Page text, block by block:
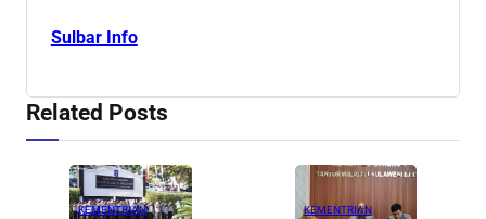
Sulbar Info
Related Posts
KEMENTRIAN
KEMENTRIAN